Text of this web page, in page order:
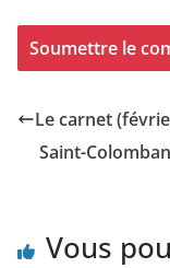
Le carnet
Saint-
Vous